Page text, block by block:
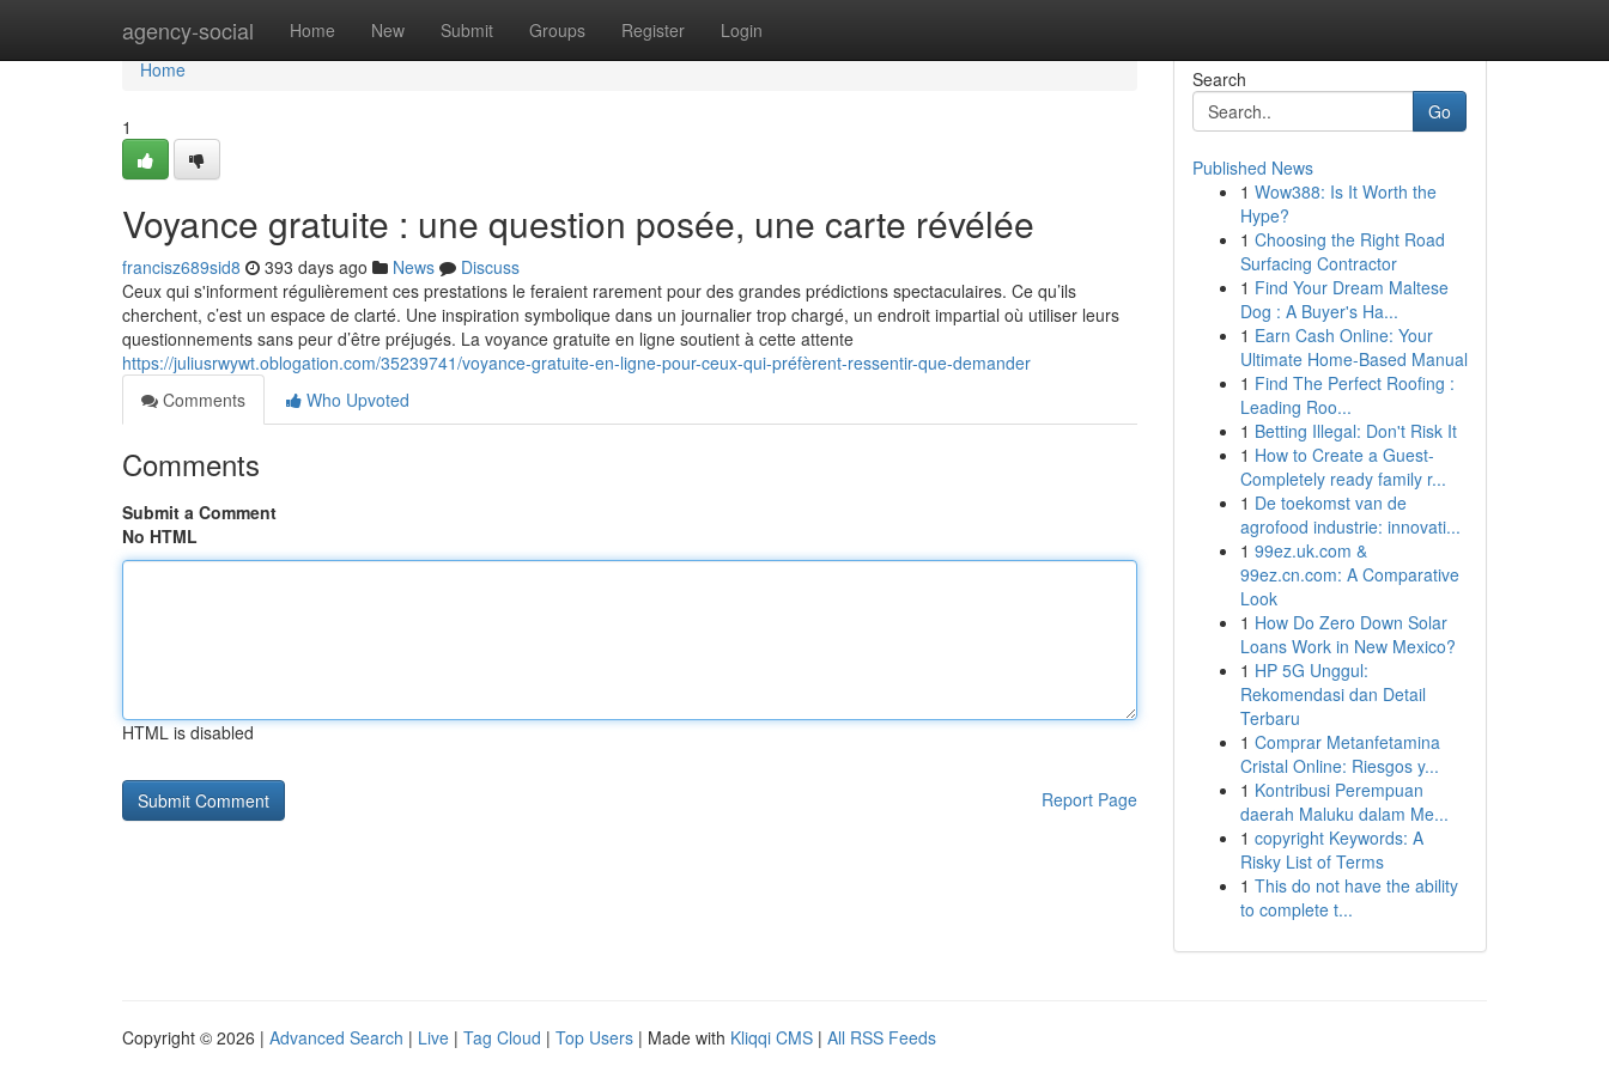
agency-social Home New Submit Groups Register Login
Home
Home
1
Voyance gratuite : une question posée, une carte révélée
francisz689sid8 393 days ago News
Discuss
Ceux qui s'informent régulièrement ces prestations le feraient rarement pour des grandes prédictions spectaculaires. Ce qu’ils
cherchent, c’est un espace de clarté. Une inspiration symbolique dans un journalier trop chargé, un endroit impartial où utiliser leurs
questionnements sans peur d’être préjugés. La voyance gratuite en ligne soutient à cette attente
https://juliusrwywt.oblogation.com/35239741/voyance-gratuite-en-ligne-pour-ceux-qui-préfèrent-ressentir-que-demander
Comments
Who Upvoted
Comments
Submit a Comment
No HTML
HTML is disabled
Report Page
Search
Go
Published News
1 Wow388: Is It Worth the
Hype?
1 Choosing the Right Road
Surfacing Contractor
1 Find Your Dream Maltese
Dog : A Buyer's Ha...
1 Earn Cash Online: Your
Ultimate Home-Based Manual
1 Find The Perfect Roofing :
Leading Roo...
1 Betting Illegal: Don't Risk It
1 How to Create a Guest-
Completely ready family r...
1 De toekomst van de
agrofood industrie: innovati...
1 99ez.uk.com &
99ez.cn.com: A Comparative
Look
1 How Do Zero Down Solar
Loans Work in New Mexico?
1 HP 5G Unggul:
Rekomendasi dan Detail
Terbaru
1 Comprar Metanfetamina
Cristal Online: Riesgos y...
1 Kontribusi Perempuan
daerah Maluku dalam Me...
1 copyright Keywords: A
Risky List of Terms
1 This do not have the ability
to complete t...
Copyright © 2026 | Advanced Search | Live | Tag Cloud | Top Users | Made with Kliqqi CMS | All RSS Feeds